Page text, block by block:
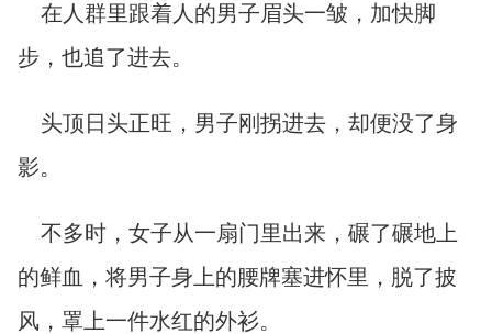
在人群里跟着人的男子眉头一皱，加快脚
步，也追了进去。
头顶日头正旺，男子刚拐进去，却便没了身
影。
不多时，女子从一扇门里出来，碾了碾地上
的鲜血，将男子身上的腰牌塞进怀里，脱了披
风，罩上一件水红的外衫。